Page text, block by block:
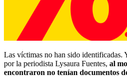
Las víctimas no han sido identificadas.
por la periodista Lysaura Fuentes, al
encontraron no tenían documentos